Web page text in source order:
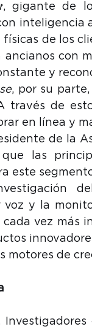
, gigante de
inteligencia
físicas de los
ancianos con
y
, por su
través de
en línea y
de la
que las
este
y la
vez más
motores de
Investigadores